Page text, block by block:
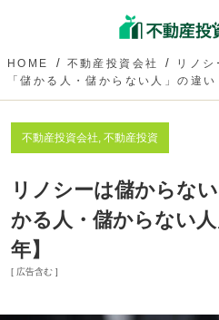
HOME 不動産投資会社
リノシ
「儲かる人・儲からない人」の違
不動産投資会社, 不動産投資
リノシーは儲からな
かる人・儲からない
年】
[ 広告含む ]